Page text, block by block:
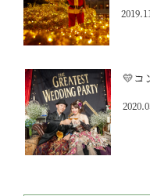
💛コ